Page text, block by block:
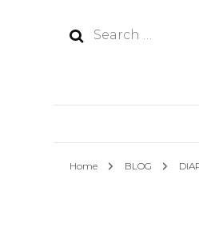
Search
Home BLOG